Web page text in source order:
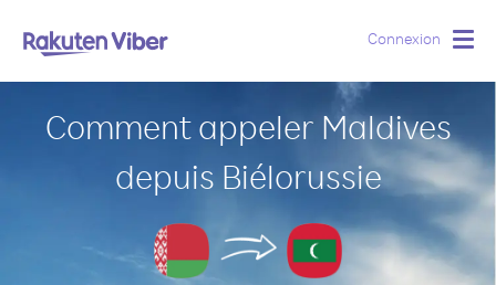
Connexion
Comment appeler Maldives
depuis Biélorussie